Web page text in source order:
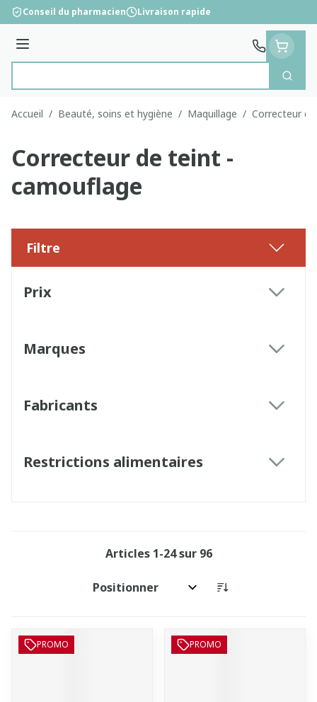
Aller au contenu
Conseil du pharmacien Livraison rapide
Menu
Accueil / Beauté, soins et hygiène / Maquillage / Correcteur
Correcteur de teint -
camouflage
Filtre
Prix
Marques
Fabricants
Restrictions alimentaires
Articles 1-24sur 96
Trier par:
PROMO PROMO